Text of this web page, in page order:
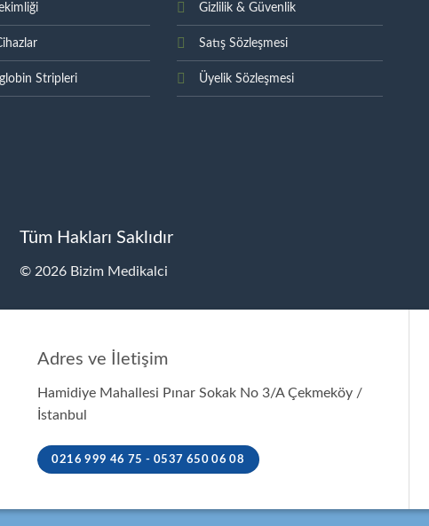
Stripleri
Gizlilik & Güvenlik
Satış Sözleşmesi
Üyelik Sözleşmesi
Tüm Hakları Saklıdır
© 2026 Bizim Medikalci
Adres ve İletişim
Hamidiye Mahallesi Pınar Sokak No 3/A Çekmeköy /
İstanbul
0216 999 46 75 - 0537 650 06 08